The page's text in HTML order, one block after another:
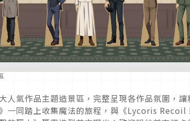
人氣作品主題造景區，完整呈現各作品氛圍，
一同踏上收集魔法的旅程，與《Lycoris